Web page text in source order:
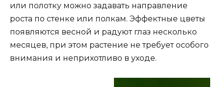
или полотку можно задавать направление
роста по стенке или полкам. Эффектные цветы
появляются весной и радуют глаз несколько
месяцев, при этом растение не требует особого
внимания и неприхотливо в уходе.